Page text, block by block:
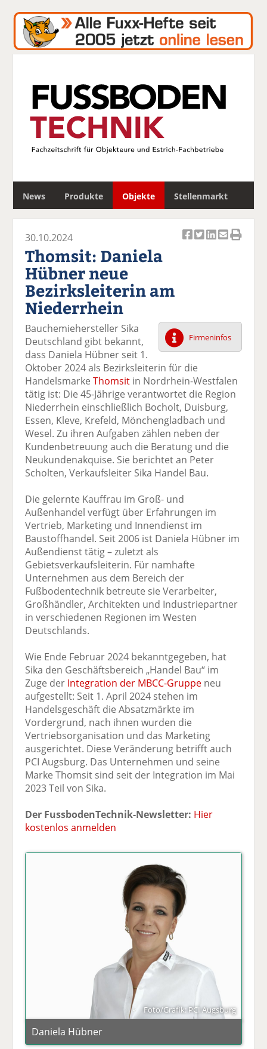
News Produkte Objekte Stellenmarkt
c
F
ac
e
b
o
o
k
te
il
e
n
tt
er
n
Li
n
k
di
n
te
il
e
n
E
m
ai
v
er
se
n
d
e
ck
e
n
30.10.2024
Thomsit: Daniela
Hübner neue
Bezirksleiterin am
Niederrhein
Firmeninfos
Bauchemiehersteller Sika
Deutschland gibt bekannt,
dass Daniela Hübner seit 1.
Oktober 2024 als Bezirksleiterin für die
HandelsmarkeThomsit in Nordrhein-Westfalen
tätig ist: Die 45-Jährige verantwortet die Region
Niederrhein einschließlich Bocholt, Duisburg,
Essen, Kleve, Krefeld, Mönchengladbach und
Wesel. Zu ihren Aufgaben zählen neben der
Kundenbetreuung auch die Beratung und die
Neukundenakquise. Sie berichtet an Peter
Scholten, Verkaufsleiter Sika Handel Bau.
Die gelernte Kauffrau im Groß- und
Außenhandel verfügt über Erfahrungen im
Vertrieb, Marketing und Innendienst im
Baustoffhandel. Seit 2006 ist Daniela Hübner im
Außendienst tätig – zuletzt als
Gebietsverkaufsleiterin. Für namhafte
Unternehmen aus dem Bereich der
Fußbodentechnik betreute sie Verarbeiter,
Großhändler, Architekten und Industriepartner
in verschiedenen Regionen im Westen
Deutschlands.
Wie Ende Februar 2024 bekanntgegeben, hat
Sika den Geschäftsbereich „Handel Bau“ im
Zuge der Integration der MBCC-Gruppe neu
aufgestellt: Seit 1. April 2024 stehen im
Handelsgeschäft die Absatzmärkte im
Vordergrund, nach ihnen wurden die
Vertriebsorganisation und das Marketing
ausgerichtet. Diese Veränderung betrifft auch
PCI Augsburg. Das Unternehmen und seine
Marke Thomsit sind seit der Integration im Mai
2023 Teil von Sika.
Der FussbodenTechnik-Newsletter: Hier
kostenlos anmelden
Foto/Grafik: PCI Augsburg
Daniela Hübner